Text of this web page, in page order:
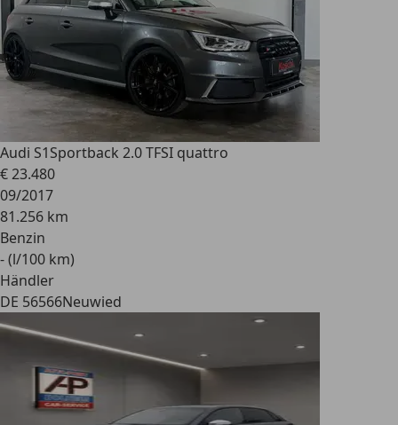
Audi S1Sportback 2.0 TFSI quattro
€ 23.480
09/2017
81.256 km
Benzin
- (l/100 km)
Händler
DE 56566Neuwied